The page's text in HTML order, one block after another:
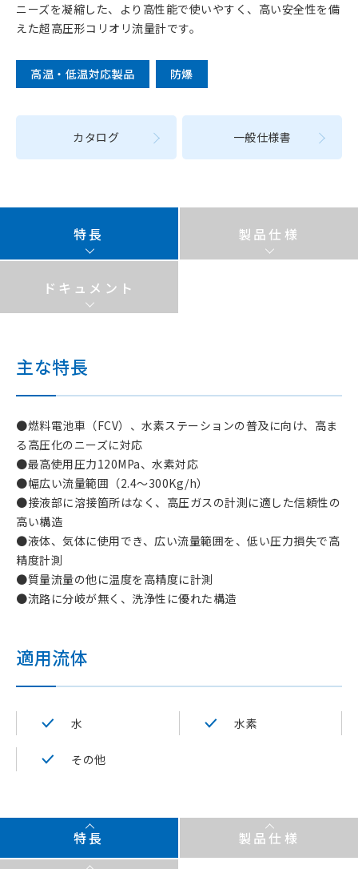
ニーズを凝縮した、より高性能で使いやすく、高い安全性を備
えた超高圧形コリオリ流量計です。
高温・低温対応製品 防爆
カタログ 一般仕様書
特長 製品仕様
ドキュメント
主な特長
●燃料電池車（FCV）、水素ステーションの普及に向け、高ま
る高圧化のニーズに対応
●最高使用圧力120MPa、水素対応
●幅広い流量範囲（2.4～300Kg/h）
●接液部に溶接箇所はなく、高圧ガスの計測に適した信頼性の
高い構造
●液体、気体に使用でき、広い流量範囲を、低い圧力損失で高
精度計測
●質量流量の他に温度を高精度に計測
●流路に分岐が無く、洗浄性に優れた構造
適用流体
水 水素
その他
特長 製品仕様